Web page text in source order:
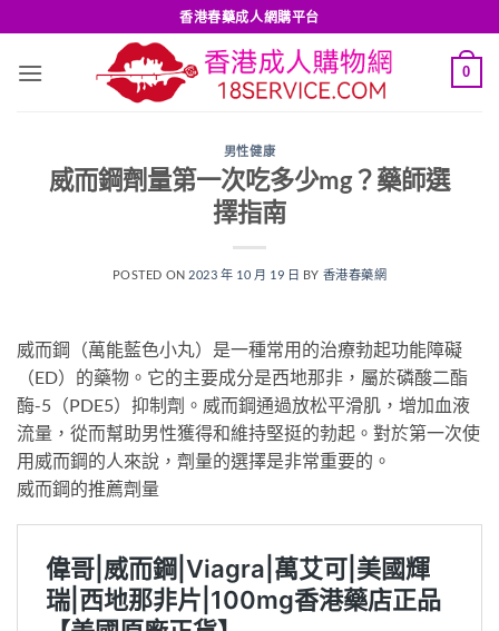
to
content
香港春藥成人網購平台
0
男性健康
威而鋼劑量第一次吃多少mg？藥師選
擇指南
POSTED ON 2023 年 10 月 19 日 BY 香港春藥網
威而鋼（萬能藍色小丸）是一種常用的治療勃起功能障礙
（ED）的藥物。它的主要成分是西地那非，屬於磷酸二酯
酶-5（PDE5）抑制劑。威而鋼通過放松平滑肌，增加血液
流量，從而幫助男性獲得和維持堅挺的勃起。對於第一次使
用威而鋼的人來說，劑量的選擇是非常重要的。
威而鋼的推薦劑量